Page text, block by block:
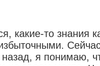
какие-то знания
я понимаю,